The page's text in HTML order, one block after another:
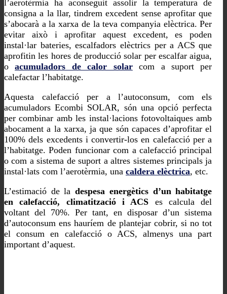
l’aerotèrmia ha aconseguit assolir la temperatura de
consigna a la llar, tindrem excedent sense aprofitar que
s’abocarà a la xarxa de la teva companyia elèctrica. Per
evitar això i aprofitar aquest excedent, es poden
instal·lar bateries, escalfadors elèctrics per a ACS que
aprofitin les hores de producció solar per escalfar aigua,
oacumuladors de calor solarcom a suport per
calefactar l’habitatge.
Aquesta calefacció per a l’autoconsum, com els
acumuladors Ecombi SOLAR, són una opció perfecta
per combinar amb les instal·lacions fotovoltaiques amb
abocament a la xarxa, ja que són capaces d’aprofitar el
100% dels excedents i convertir-los en calefacció per a
l’habitatge. Poden funcionar com a calefacció principal
o com a sistema de suport a altres sistemes principals ja
instal·lats com l’aerotèrmia, una caldera elèctrica, etc.
L’estimació de ladespesa energètics d’un habitatge
en calefacció, climatització i ACS es calcula del
voltant del 70%. Per tant, en disposar d’un sistema
d’autoconsum ens hauríem de plantejar cobrir, si no tot
el consum en calefacció o ACS, almenys una part
important d’aquest.